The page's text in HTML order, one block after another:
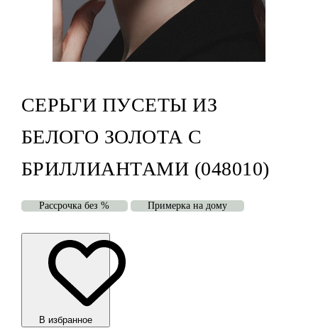
СЕРЬГИ ПУСЕТЫ ИЗ
БЕЛОГО ЗОЛОТА С
БРИЛЛИАНТАМИ (048010)
Рассрочка без % Примерка на дому
В избранноe